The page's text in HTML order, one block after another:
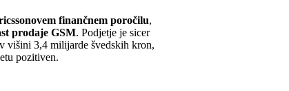
finančnem poročilu,
prodaje GSM. Podjetje je sicer
višini 3,4 milijarde švedskih kron,
pozitiven.